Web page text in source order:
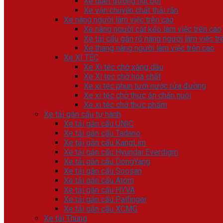
Xe vận chuyển chất thải rắn
Xe nâng người làm việc trên cao
Xe nâng người cắt kéo làm việc trên cao
Xe tải cẩu gắn rổ nâng người làm việc
Xe thang nâng người làm việc trên cao
Xe XI TÉC
Xe Xi téc chở xăng dầu
Xe Xi tec chở hóa chất
Xe xi téc phun tưới nước rửa đường
Xe xi téc chở thức ăn chăn nuôi
Xe xi téc chở thực phẩm
Xe tải gắn cẩu tự hành
Xe tải gắn cẩu UNIC
Xe tải gắn cẩu Tadano
Xe tải gắn cẩu KangLim
Xe tải gắn cẩu Hyundai Everdigm
Xe tải gắn cẩu DongYang
Xe tải gắn cẩu Soosan
Xe tải gắn cẩu Atom
Xe tải gắn cẩu HYVA
Xe tải gắn cẩu Palfinger
Xe tải gắn cẩu XCMG
Xe tải Thùng